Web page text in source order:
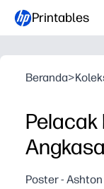
Printables
Beranda>
Angkasa
Poster -